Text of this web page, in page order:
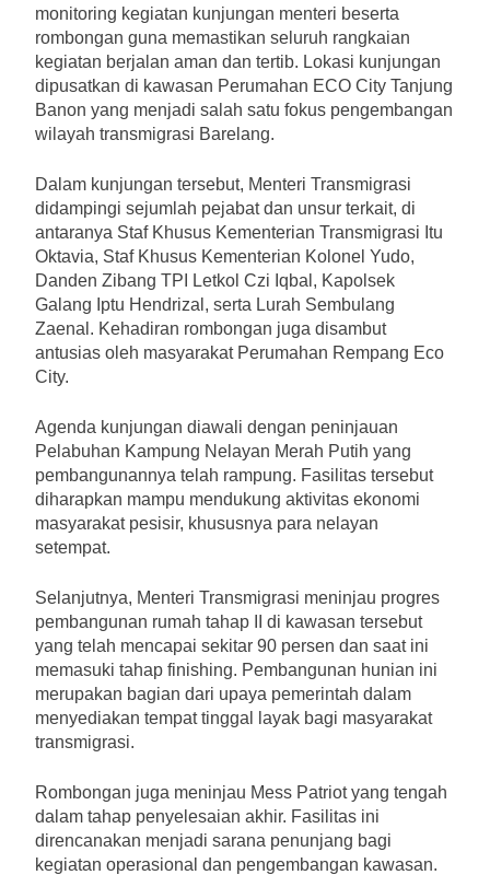
monitoring kegiatan kunjungan menteri beserta
rombongan guna memastikan seluruh rangkaian
kegiatan berjalan aman dan tertib. Lokasi kunjungan
dipusatkan di kawasan Perumahan ECO City Tanjung
Banon yang menjadi salah satu fokus pengembangan
wilayah transmigrasi Barelang.
Dalam kunjungan tersebut, Menteri Transmigrasi
didampingi sejumlah pejabat dan unsur terkait, di
antaranya Staf Khusus Kementerian Transmigrasi Itu
Oktavia, Staf Khusus Kementerian Kolonel Yudo,
Danden Zibang TPI Letkol Czi Iqbal, Kapolsek
Galang Iptu Hendrizal, serta Lurah Sembulang
Zaenal. Kehadiran rombongan juga disambut
antusias oleh masyarakat Perumahan Rempang Eco
City.
Agenda kunjungan diawali dengan peninjauan
Pelabuhan Kampung Nelayan Merah Putih yang
pembangunannya telah rampung. Fasilitas tersebut
diharapkan mampu mendukung aktivitas ekonomi
masyarakat pesisir, khususnya para nelayan
setempat.
Selanjutnya, Menteri Transmigrasi meninjau progres
pembangunan rumah tahap II di kawasan tersebut
yang telah mencapai sekitar 90 persen dan saat ini
memasuki tahap finishing. Pembangunan hunian ini
merupakan bagian dari upaya pemerintah dalam
menyediakan tempat tinggal layak bagi masyarakat
transmigrasi.
Rombongan juga meninjau Mess Patriot yang tengah
dalam tahap penyelesaian akhir. Fasilitas ini
direncanakan menjadi sarana penunjang bagi
kegiatan operasional dan pengembangan kawasan.